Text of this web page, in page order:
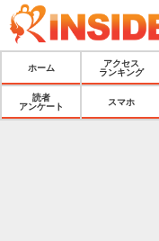
ホーム
アクセス
ランキング
読者
アンケート
スマホ